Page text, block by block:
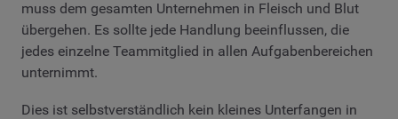
muss dem gesamten Unternehmen in Fleisch und Blut
übergehen. Es sollte jede Handlung beeinflussen, die
jedes einzelne Teammitglied in allen Aufgabenbereichen
unternimmt.
Dies ist selbstverständlich kein kleines Unterfangen in